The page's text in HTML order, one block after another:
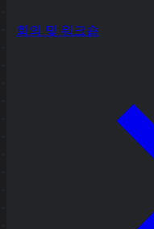
회의 및 워크숍